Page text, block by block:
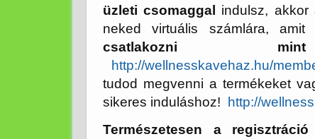
üzleti csomaggal
indulsz, akkor
neked virtuális számlára,
csatlakozni
http://wellnesskavehaz.hu/
tudod megvenni a termékeket
sikeres induláshoz!
http://
Természetesen a